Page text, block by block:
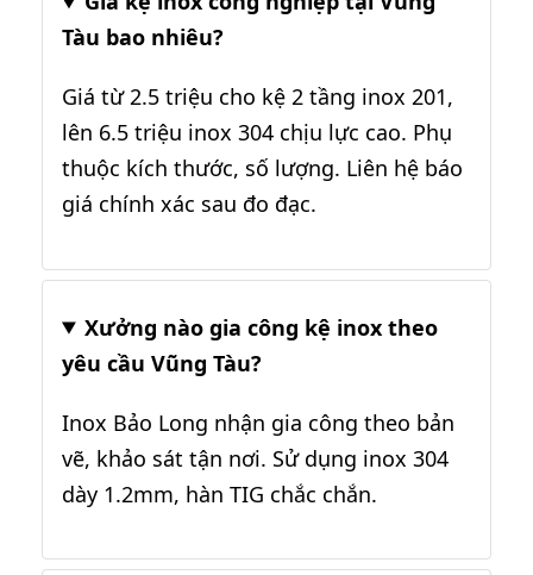
Tàu bao nhiêu?
Giá từ 2.5 triệu cho kệ 2 tầng inox 201,
lên 6.5 triệu inox 304 chịu lực cao. Phụ
thuộc kích thước, số lượng. Liên hệ báo
giá chính xác sau đo đạc.
Xưởng nào gia công kệ inox theo
yêu cầu Vũng Tàu?
Inox Bảo Long nhận gia công theo bản
vẽ, khảo sát tận nơi. Sử dụng inox 304
dày 1.2mm, hàn TIG chắc chắn.